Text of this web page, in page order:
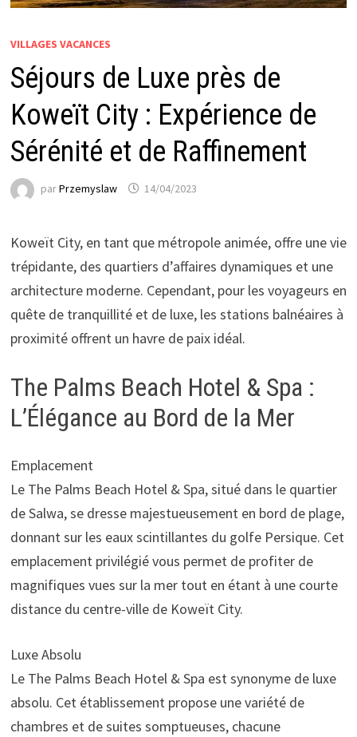
VILLAGES VACANCES
Séjours de Luxe près de
Koweït City : Expérience de
Sérénité et de Raffinement
parPrzemyslaw 14/04/2023
Koweït City, en tant que métropole animée, offre une vie
trépidante, des quartiers d’affaires dynamiques et une
architecture moderne. Cependant, pour les voyageurs en
quête de tranquillité et de luxe, les stations balnéaires à
proximité offrent un havre de paix idéal.
The Palms Beach Hotel & Spa :
L’Élégance au Bord de la Mer
Emplacement
Le The Palms Beach Hotel & Spa, situé dans le quartier
de Salwa, se dresse majestueusement en bord de plage,
donnant sur les eaux scintillantes du golfe Persique. Cet
emplacement privilégié vous permet de profiter de
magnifiques vues sur la mer tout en étant à une courte
distance du centre-ville de Koweït City.
Luxe Absolu
Le The Palms Beach Hotel & Spa est synonyme de luxe
absolu. Cet établissement propose une variété de
chambres et de suites somptueuses, chacune